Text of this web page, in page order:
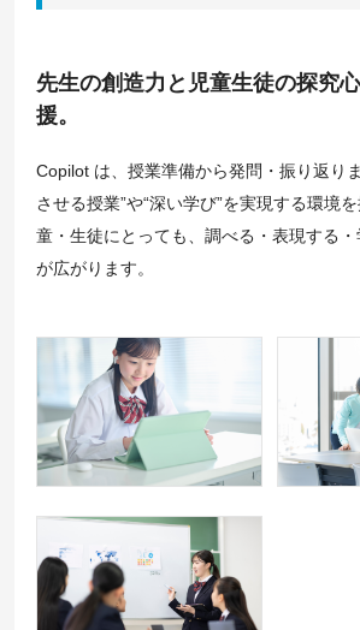
先生の創造力と児童生徒の探究
援。
Copilot は、授業準備から発問・振り返り
させる授業”や“深い学び”を実現する環境
童・生徒にとっても、調べる・表現する
が広がります。